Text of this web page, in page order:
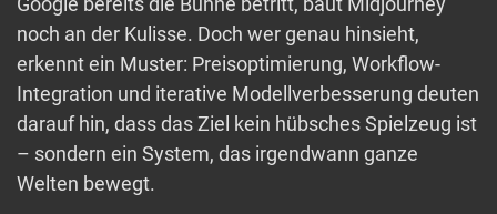
noch an der Kulisse. Doch wer genau hinsieht,
erkennt ein Muster: Preisoptimierung, Workflow-
Integration und iterative Modellverbesserung deuten
darauf hin, dass das Ziel kein hübsches Spielzeug ist
– sondern ein System, das irgendwann ganze
Welten bewegt.